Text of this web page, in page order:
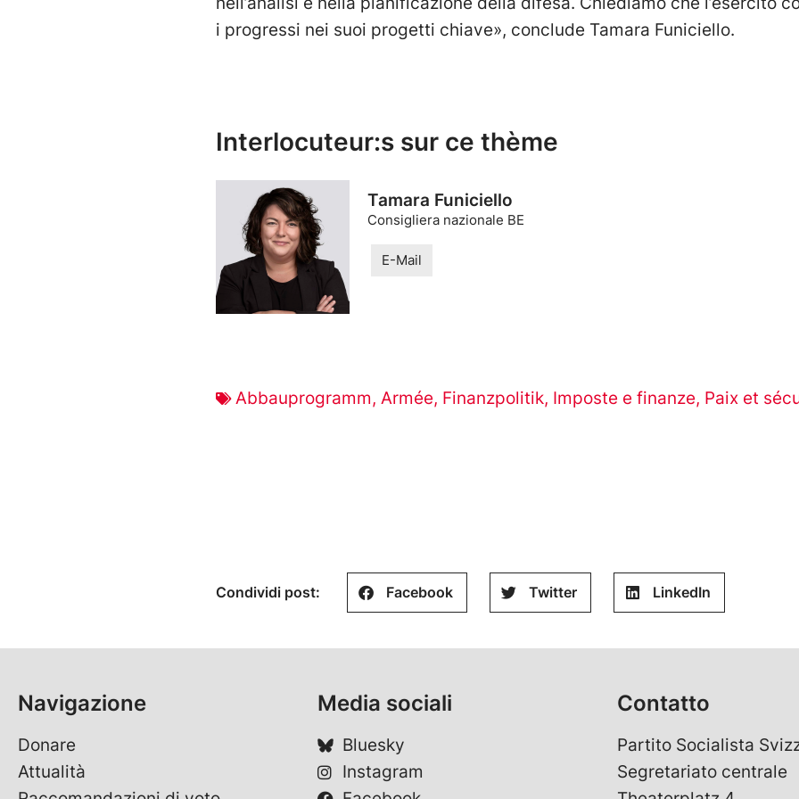
i progressi nei suoi progetti chiave», conclude Tamara Funiciello.
Interlocuteur:s sur ce thème
Tamara Funiciello
Consigliera nazionale BE
E-Mail
Abbauprogramm, Armée, Finanzpolitik, Imposte e finanze, Paix et
Condividi post: Facebook Twitter LinkedIn
Navigazione
Donare
Attualità
Media sociali
Bluesky
Instagram
Contatto
Partito Socialista
Segretariato centrale